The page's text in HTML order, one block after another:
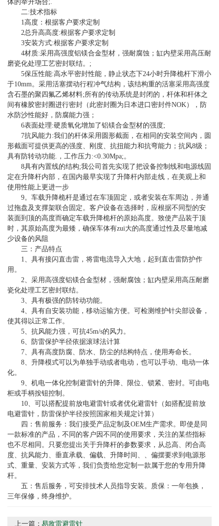
体的举升场合;.
二:技术指标
1高度：根据客户要求定制
2总升高高度:根据客户要求定制
3安装方式:根据客户要求定制
4材质:采用高强度铝镁合金型材，强耐腐蚀；缸内壁采用高压耐
磨瓷化处理工艺密封联结。;
5保压性能:高水平密封性能，静止状态下24小时升降桅杆下滑小
于10mm。采用活塞摆动行程冲气结构，该结构重的活塞采用高强度
含石墨的聚四氟乙烯材料;所有的传动系统是封闭的，杆体和杆体之
间有橡胶密封圈进行密封（此密封圈为日本进口密封件NOK），防
水防沙性能好，防腐能力强；
6表面处理:硬质氧化增加了铝镁合金型材的强度;
7抗风能力:我们的杆体采用圆形截面，在相同的安装空间内，圆
形截面可提供更高的强度、刚度、抗扭能力和抗弯能力；抗风8级；
具有防转动功能.，工作压力:<0.30Mpa;。
8具有内置线的结构;我公司首先实现了把设备控制线和电源线固
定在升降杆内部，在国内最早实现了升降杆内部走线，在美观上和
使用性能上更进一步
9。车载升降桅杆是通过在车顶固定，或者安装在车周边，并通
过拖盘及支撑架联合固定。客户设备在选择时，应根据不同型的安
装面到顶的高度而确定车载升降桅杆的原始高度。致使产品装于顶
时，其原始高度为最矮，确保车体有zui大的高度通过性及尽量地减
少设备的风阻
三：产品特点
1、具有接闪直击雷，将雷电流导入大地，起到直击雷防护作
用。
2、采用高强度铝镁合金型材，强耐腐蚀；缸内壁采用高压耐磨
瓷化处理工艺密封联结。
3、具有极强的防转动功能。
4、具有自安装功能，移动运输方便。可检测维护针尖部设备，
使其得以正常工作。
5、抗风能力强，可抗45m/s的风力。
6、防雷保护半径依据滚球法计算
7、具有高度防腐、防水、防尘的结构特点，使用寿命长。
8、升降模式可以为单独手动或者电动，也可以手动、电动一体
化。
9、机电一体化控制避雷针的升降、限位、锁紧、密封。可由电
柜或手柄按钮控制。
10、可以搭配提前放电避雷针或者优化避雷针（如搭配提前放
电避雷针，防雷保护半径按照国家相关规定计算）
四：售前服务：我们接受产品定制及OEM生产需求。即使是同
一款标准的产品，不同的客户因不同的使用要求，关注的某些指标
也不尽相同。只要您提出关于升降杆的参数要求，从总高、闭合高
度、抗风能力、垂直承载、偏载、升降时间、、偏摆要求到电源形
式、重量、安装方式等，我们负责给您定制一款属于您的专用升降
杆。
五：售后服务，可安排技术人员指导安装。质保：一年包换，
三年保修，终身维护。
上一篇：易敌雷避雷针